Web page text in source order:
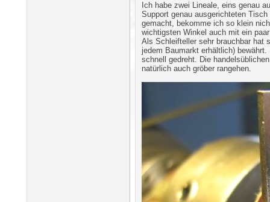
Ich habe zwei Lineale, eins genau
Support genau ausgerichteten
gemacht, bekomme ich so klein
wichtigsten Winkel auch mit ein
Als Schleifteller sehr brauchbar hat
jedem Baumarkt erhältlich)
schnell gedreht. Die
natürlich auch gröber rangehen.